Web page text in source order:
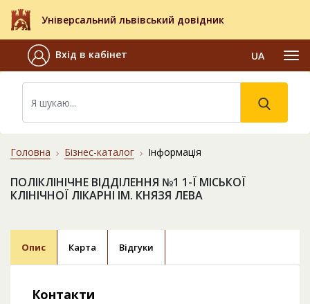
Універсальний львівський довідник
Вхід в кабінет UA
Головна Бізнес-каталог Інформація
ПОЛІКЛІНІЧНЕ ВІДДІЛЕННЯ №1 1-Ї МІСЬКОЇ
КЛІНІЧНОЇ ЛІКАРНІ ІМ. КНЯЗЯ ЛЕВА
Опис Карта Відгуки
Контакти